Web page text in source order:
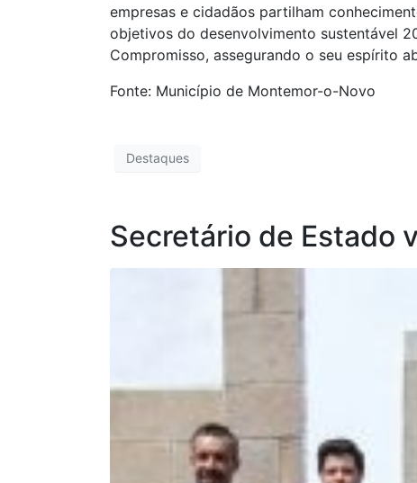
empresas e cidadãos partilham
objetivos do desenvolvimento sustentável
Compromisso, assegurando o seu espírito
Fonte: Município de Montemor-o-Novo
Destaques
​Secretário de Estado